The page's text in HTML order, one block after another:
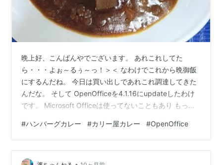
晩上好、こんばんやでございます。 あれこれしてた
ら・・・よぉ～るぅ～っ！＞＜ なわけでこれから晩御飯
にするんだね。 今日は買い出しであれこれ調達してきた
んだな。 そして OpenOfficeを4.1.16にupdateしたわけ
です。 Microsoft Officeは使ってないこともあり もっぱ
日の晩御飯にいただきましたのが チーズハンバーグカレ
ー ですっ！＞＜ ハウス食品／カリー屋カリー大辛に 日
本ハム／４種のチーズハンバーグを そのまま乗せただけ
#ハンバーグカレー #カリー屋カレー #OpenOffice